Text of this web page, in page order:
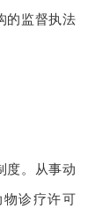
的监督执法
。从事动
诊疗许可